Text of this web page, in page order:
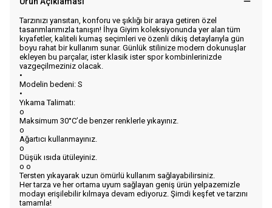
Tarzınızı yansıtan, konforu ve şıklığı bir araya getiren özel
tasarımlarımızla tanışın! İhya Giyim koleksiyonunda yer alan tüm
kıyafetler, kaliteli kumaş seçimleri ve özenli dikiş detaylarıyla gün
boyu rahat bir kullanım sunar. Günlük stilinize modern dokunuşlar
ekleyen bu parçalar, ister klasik ister spor kombinlerinizde
vazgeçilmeziniz olacak.
•
Modelin bedeni: S
•
Yıkama Talimatı:
o
Maksimum 30°C’de benzer renklerle yıkayınız.
o
Ağartıcı kullanmayınız.
o
Düşük ısıda ütüleyiniz.
o o
Tersten yıkayarak uzun ömürlü kullanım sağlayabilirsiniz.
Her tarza ve her ortama uyum sağlayan geniş ürün yelpazemizle
modayı erişilebilir kılmaya devam ediyoruz. Şimdi keşfet ve tarzını
tamamla!